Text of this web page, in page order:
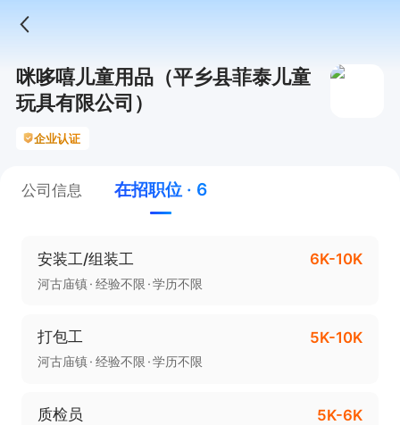
咪哆嘻儿童用品（平乡县菲泰儿童
玩具有限公司）
企业认证
公司信息 在招职位 · 6
安装工/组装工 6K-10K
河古庙镇 经验不限 学历不限
打包工 5K-10K
河古庙镇 经验不限 学历不限
质检员 5K-6K